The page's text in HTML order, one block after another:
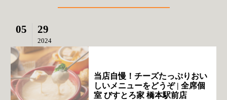
05 29
2024
当店自慢！チーズたっぷりおい
しいメニューをどうぞ | 全席個
室 びすとろ家 橋本駅前店